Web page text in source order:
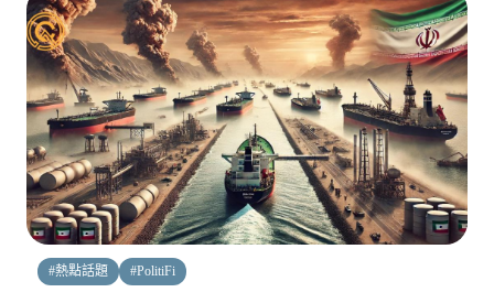
#熱點話題 #PolitiFi